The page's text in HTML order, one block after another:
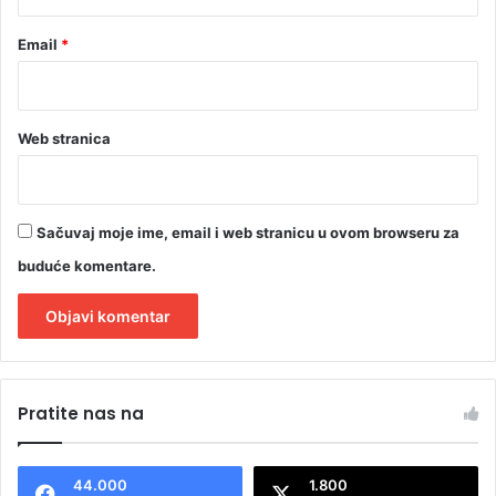
)
Email *
Web stranica
Sačuvaj moje ime, email i web stranicu u ovom browseru za
buduće komentare.
tPratite nas na
44.000 1.800